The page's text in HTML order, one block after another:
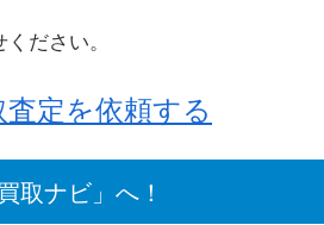
ださい。
定を依頼する
取ナビ」へ！